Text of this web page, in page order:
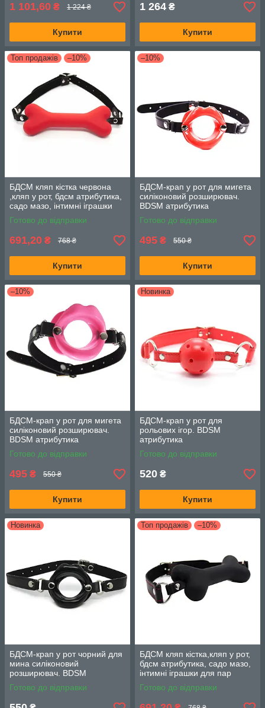
1 101,60 ₴ 1 224 ₴
Купити
1 264 ₴
Купити
Топ продажів –10%
БДСМ кляп кістка червона
,кляп у рот, бдсм атрибутика,
садо мазо, інтимні іграшки
для пар
Готово до відправки
691,20 ₴ 768 ₴
Купити
–10%
БДСМ-крап у рот для мигета
силіконовий розширювач.
BDSM атрибутика
Готово до відправки
495 ₴ 550 ₴
Купити
–10%
БДСМ-крап у рот для мигета
силіконовий розширювач.
BDSM атрибутика
Готово до відправки
495 ₴ 550 ₴
Купити
Новинка
БДСМ-крап у рот для
рольових ігор. BDSM
атрибутика
Готово до відправки
520 ₴
Купити
Новинка
БДСМ-крап у рот чорний для
мина силіконовий
розширювач. BDSM
атрибутика
Готово до відправки
Топ продажів –10%
БДСМ кляп кістка,кляп у рот,
бдсм атрибутика, садо мазо,
інтимні іграшки для пар
Готово до відправки